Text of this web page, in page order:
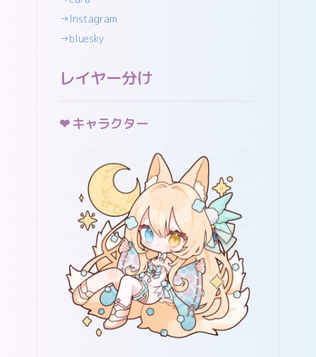
→Instagram
→bluesky
レイヤー分け
キャラクター